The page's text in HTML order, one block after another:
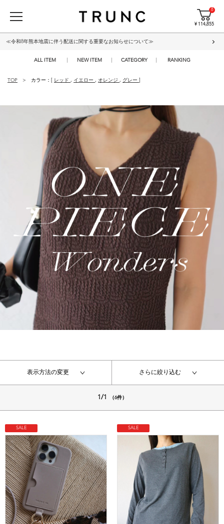
8
¥ 114,855
≪令和8年熊本地震に伴う配送に関する重要なお知らせについて≫
ALL ITEM NEW ITEM CATEGORY RANKING
TOP カラー：[ レッド , イエロー , オレンジ , グレー
表示方法の変更 さらに絞り込む
1/1 （6件）
SALE SALE